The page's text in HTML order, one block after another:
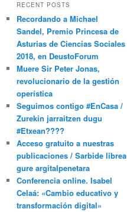
RECENT POSTS
Recordando a Michael
Sandel, Premio Princesa de
Asturias de Ciencias Sociales
2018, en DeustoForum
Muere Sir Peter Jonas,
revolucionario de la gestión
operística
Seguimos contigo #EnCasa /
Zurekin jarraitzen dugu
#Etxean????
Acceso gratuito a nuestras
publicaciones / Sarbide librea
gure argitalpenetara
Conferencia online. Isabel
Celaá: «Cambio educativo y
transformación digital»